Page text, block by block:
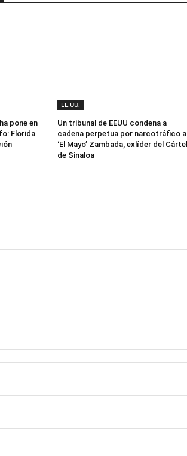
pone en
Florida
EE.UU.
Un tribunal de EEUU condena a
cadena perpetua por narcotráfico a
‘El Mayo’ Zambada, exlíder del Cártel
de Sinaloa